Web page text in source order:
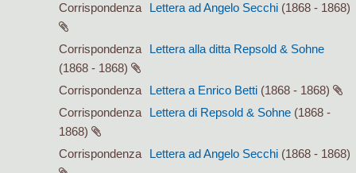
Corrispondenza
Lettera ad Angelo Secchi (1868 - 1868)
Corrispondenza
Lettera alla ditta Repsold & Sohne
(1868 - 1868)
Corrispondenza
Lettera a Enrico Betti (1868 - 1868)
Corrispondenza
Lettera di Repsold & Sohne (1868 -
1868)
Corrispondenza
Lettera ad Angelo Secchi (1868 - 1868)